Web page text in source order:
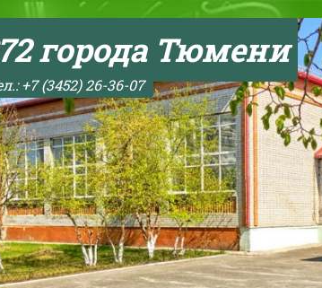
города Тюмени
+7 (3452) 26-36-07